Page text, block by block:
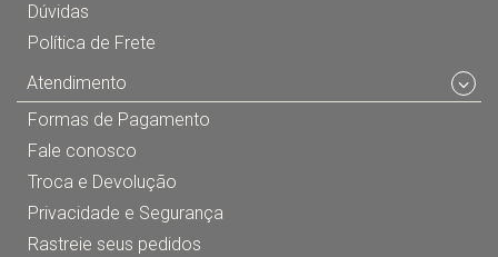
Dúvidas
Política de Frete
Atendimento
Formas de Pagamento
Fale conosco
Troca e Devolução
Privacidade e Segurança
Rastreie seus pedidos